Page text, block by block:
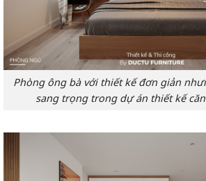
Phòng ông bà với thiết kế đơn giản
sang trọng trong dự án thiết kế